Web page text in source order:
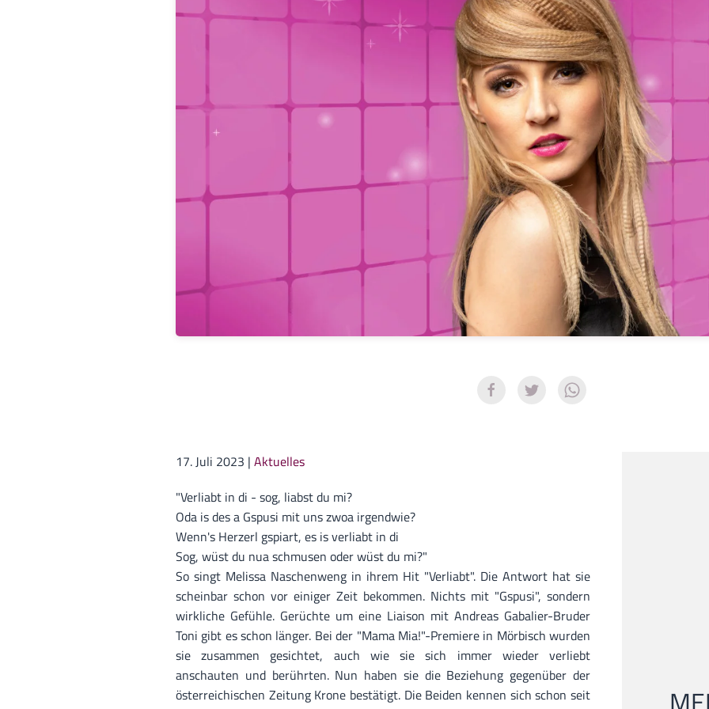
17. Juli 2023 | Aktuelles
"Verliabt in di - sog, liabst du mi?
Oda is des a Gspusi mit uns zwoa irgendwie?
Wenn's Herzerl gspiart, es is verliabt in di
Sog, wüst du nua schmusen oder wüst du mi?"
So singt Melissa Naschenweng in ihrem Hit "Verliabt". Die Antwort hat sie
scheinbar schon vor einiger Zeit bekommen. Nichts mit "Gspusi", sondern
wirkliche Gefühle. Gerüchte um eine Liaison mit Andreas Gabalier-Bruder
Toni gibt es schon länger. Bei der "Mama Mia!"-Premiere in Mörbisch wurden
sie zusammen gesichtet, auch wie sie sich immer wieder verliebt
anschauten und berührten. Nun haben sie die Beziehung gegenüber der
österreichischen Zeitung Krone bestätigt. Die Beiden kennen sich schon seit